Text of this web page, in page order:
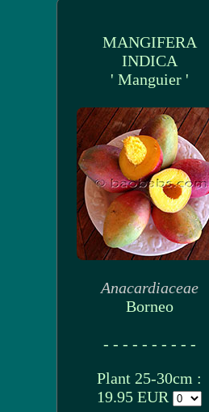
MANGIFERA
INDICA
' Manguier '
Anacardiaceae
Borneo
- - - - - - - - - -
Plant 25-30cm :
19.95 EUR